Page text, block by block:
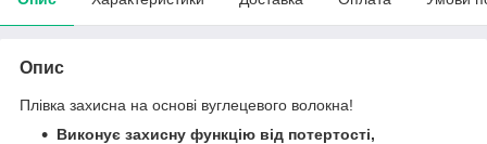
Опис
Плівка захисна на основі вуглецевого волокна!
Виконує захисну функцію від потертості,